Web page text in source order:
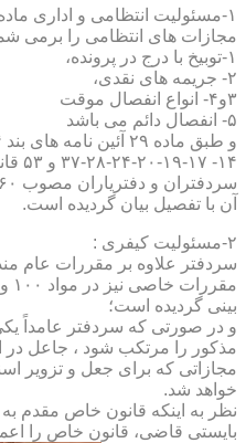
مجازات های انتظامی را برمی شمرد که ۵
۱-توبیخ با درج در پرونده،
۲- جریمه های نقدی،
۳و۴- انواع انفصال موقت
۵- انفصال دائم می باشد
۱۴-
آن با تفصیل بیان گردیده است.
۲-مسئولیت کیفری :
سردفتر علاوه بر مقررات عام
بینی گردیده است؛
و در صورتی که سردفتر عامداً
مذکور را مرتکب شود ، جاعل
مجازاتی که برای جعل و تزویر
خواهد شد.
نظر به اینکه قانون خاص مقدم به
بایستی قاضی، قانون خاص را